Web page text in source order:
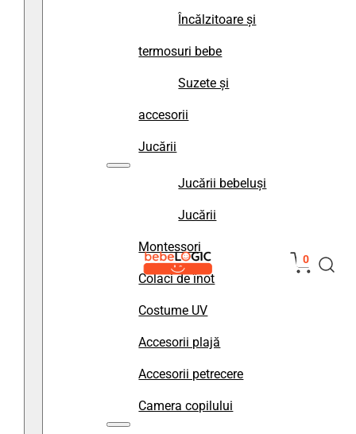
Încălzitoare și
termosuri bebe
Suzete și
accesorii
Jucării
Jucării bebeluși
Jucării
Montessori
Colaci de înot
Costume UV
Accesorii plajă
Accesorii petrecere
Camera copilului
0